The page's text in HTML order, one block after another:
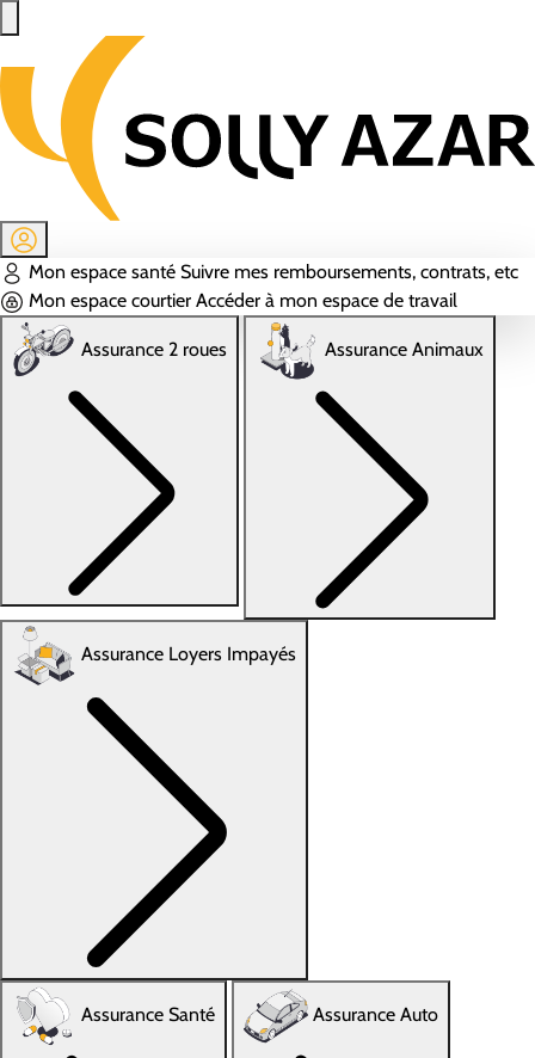
Mon espace santé Suivre mes remboursements, contrats, etc
Mon espace courtier Accéder à mon espace de travail
Assurance 2 roues Assurance Animaux
Assurance Loyers Impayés
Assurance Santé Assurance Auto